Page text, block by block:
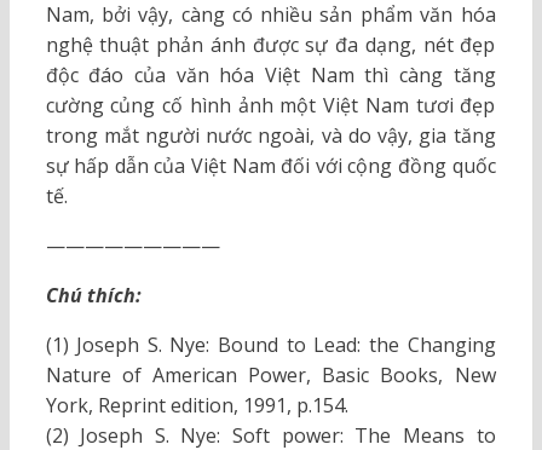
Nam, bởi vậy, càng có nhiều sản phẩm văn hóa
nghệ thuật phản ánh được sự đa dạng, nét đẹp
độc đáo của văn hóa Việt Nam thì càng tăng
cường củng cố hình ảnh một Việt Nam tươi đẹp
trong mắt người nước ngoài, và do vậy, gia tăng
sự hấp dẫn của Việt Nam đối với cộng đồng quốc
tế.
—————————
Chú thích:
(1) Joseph S. Nye: Bound to Lead: the Changing
Nature of American Power, Basic Books, New
York, Reprint edition, 1991, p.154.
(2) Joseph S. Nye: Soft power: The Means to